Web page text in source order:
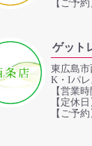
【ご予
ゲット
東広島市
K・Iパレ
【営業
【定休
【ご予